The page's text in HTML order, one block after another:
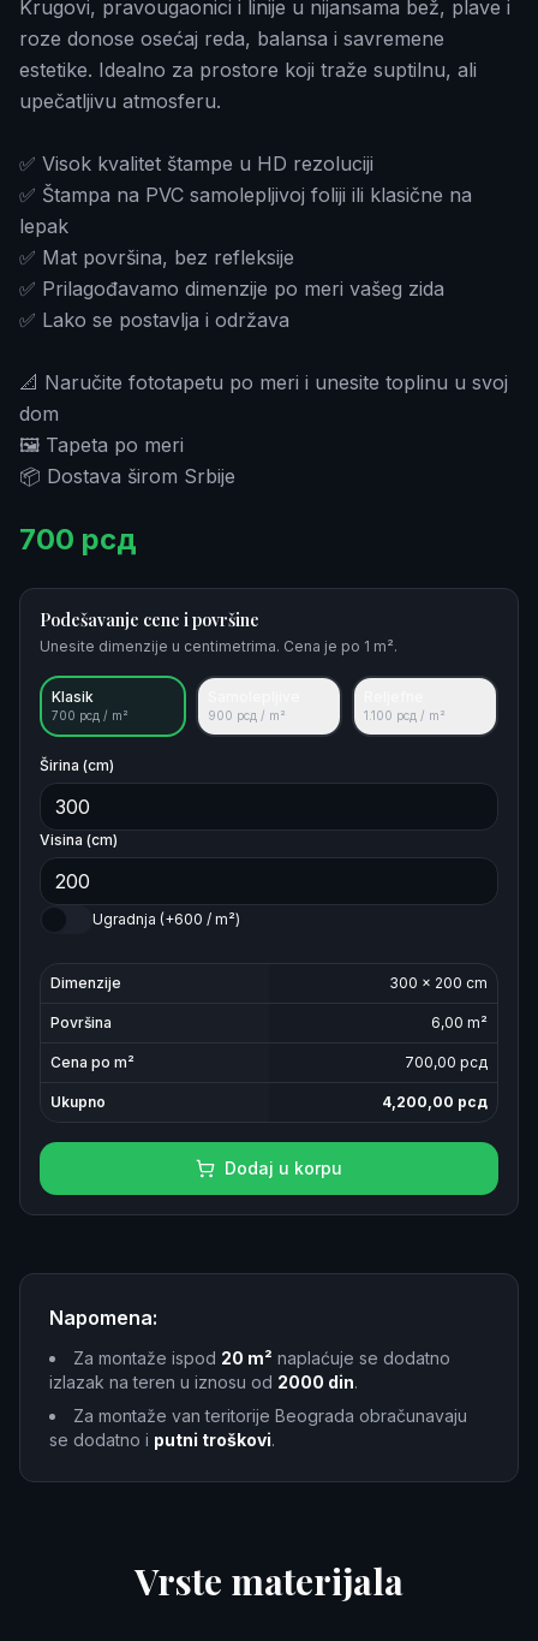
Krugovi, pravougaonici i linije u nijansama bež, plave i
roze donose osećaj reda, balansa i savremene
estetike. Idealno za prostore koji traže suptilnu, ali
upečatljivu atmosferu.
✅ Visok kvalitet štampe u HD rezoluciji
✅ Štampa na PVC samolepljivoj foliji ili klasične na
lepak
✅ Mat površina, bez refleksije
✅ Prilagođavamo dimenzije po meri vašeg zida
✅ Lako se postavlja i održava
📐 Naručite fototapetu po meri i unesite toplinu u svoj
dom
🖼️ Tapeta po meri
📦 Dostava širom Srbije
700 рсд
Podešavanje cene i površine
Unesite dimenzije u centimetrima. Cena je po 1 m².
Klasik
700 рсд / m² 900 рсд / m² 1.100 рсд / m²
Širina (cm)
Visina (cm)
Ugradnja (+600 / m²)
Dimenzije 300 × 200 cm
Površina 6,00 m²
Cena po m² 700,00 рсд
Ukupno 4,200,00 рсд
Dodaj u korpu
Napomena:
Za montaže ispod 20 m² naplaćuje se dodatno
izlazak na teren u iznosu od 2000 din.
Za montaže van teritorije Beograda obračunavaju
se dodatno i putni troškovi.
Vrste materijala